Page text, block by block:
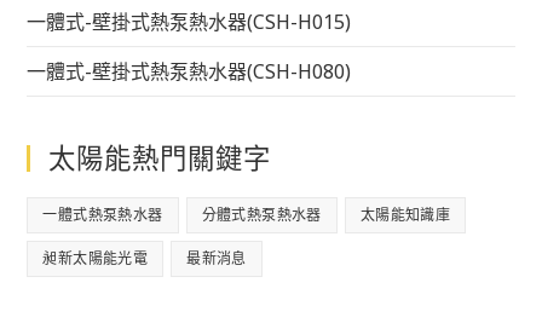
一體式-壁掛式熱泵熱水器(CSH-H015)
一體式-壁掛式熱泵熱水器(CSH-H080)
太陽能熱門關鍵字
一體式熱泵熱水器 分體式熱泵熱水器 太陽能知識庫
昶新太陽能光電 最新消息